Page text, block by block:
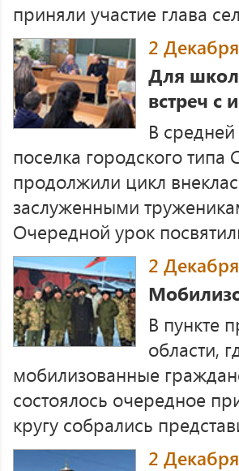
приняли участие глава
2
Для
встреч с
В
поселка городского
продолжили цикл
заслуженными
Очередной урок
2
В пункте
области,
мобилизованные
состоялось очередное
кругу собрались
2